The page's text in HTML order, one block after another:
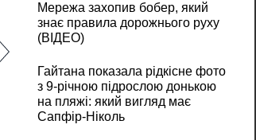
Мережа захопив бобер, який
знає правила дорожнього руху
(ВІДЕО)
Гайтана показала рідкісне фото
з 9-річною підрослою донькою
на пляжі: який вигляд має
Сапфір-Ніколь